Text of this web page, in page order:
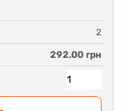
2
292.00 грн